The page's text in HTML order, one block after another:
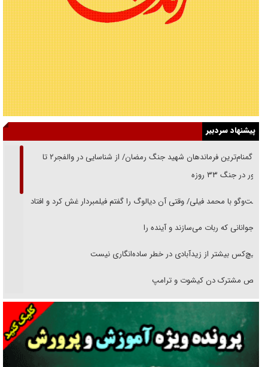
پیشنهاد سردبیر
از گمنام‌ترین فرماندهان شهید جنگ رمضان/ از شناسایی در والفجر۲ تا
حضور در جنگ ۳۳ روزه
گفت‌وگو با محمد فیلی/ وقتی آن دیالوگ را گفتم فیلمبردار غش کرد و افتاد
نوجوانانی که ربات می‌سازند و آینده را
هیچ‌کس بیشتر از زیدآبادی در خطر ساده‌انگاری نیست
رقص مشترک دن کیشوت و ترامپ
دنده دولت به واگذاری مسئله‌دار ایران‌خودرو/ خصوصی‌سازی یا انحصار؟
غریزه‌ی بقا و آقای باقی و رفقا
جراحی‌های زیبایی با مدرک فوق‌دیپلم! + گفت‌وگو با متهم